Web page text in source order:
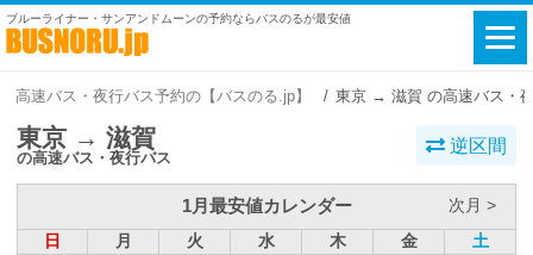
ブルーライナー・サンアンドムーンの予約ならバスのるが最安値
高速バス・夜行バス予約の【バスのる.jp】 東京 → 滋賀 の高速バス・
東京 → 滋賀
の高速バス・夜行バス
逆区間
1月最安値カレンダー
次月 >
日
月 火 水 木 金 土